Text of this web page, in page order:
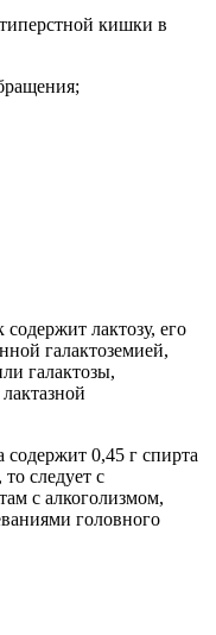
кишки в
лактозу, его
галактоземией,
галактозы,
содержит 0,45 г спирта
следует с
с алкоголизмом,
головного